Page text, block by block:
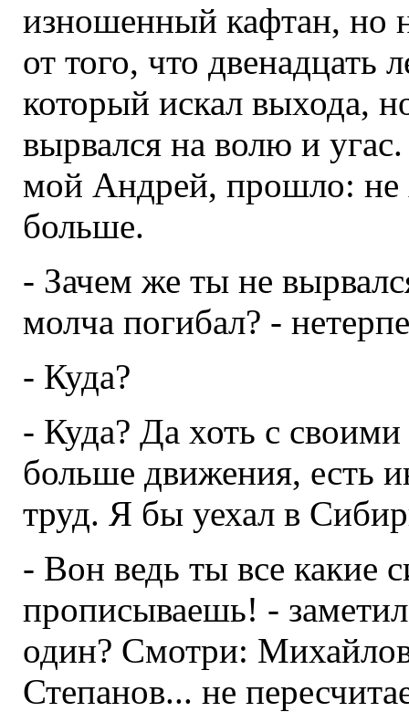
изношенный кафтан, но
от того, что двенадцать
который искал выхода,
вырвался на волю и
мой Андрей, прошло: не
больше.
- Зачем же ты не
молча погибал? -
- Куда?
- Куда? Да хоть с
больше движения, есть
труд. Я бы уехал в
- Вон ведь ты все какие
прописываешь! -
один? Смотри:
Степанов... не